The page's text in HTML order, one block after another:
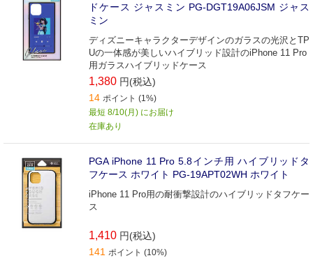
ドケース ジャスミン PG-DGT19A06JSM ジャス
ミン
ディズニーキャラクターデザインのガラスの光沢とTP
Uの一体感が美しいハイブリッド設計のiPhone 11 Pro
用ガラスハイブリッドケース
1,380 円(税込)
14 ポイント (1%)
最短 8/10(月) にお届け
在庫あり
PGA iPhone 11 Pro 5.8インチ用 ハイブリッドタ
フケース ホワイト PG-19APT02WH ホワイト
iPhone 11 Pro用の耐衝撃設計のハイブリッドタフケー
ス
1,410 円(税込)
141 ポイント (10%)